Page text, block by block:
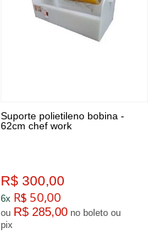
Suporte polietileno bobina -
62cm chef work
R$ 300,00
6x R$ 50,00
ou R$ 285,00 no boleto ou
pix